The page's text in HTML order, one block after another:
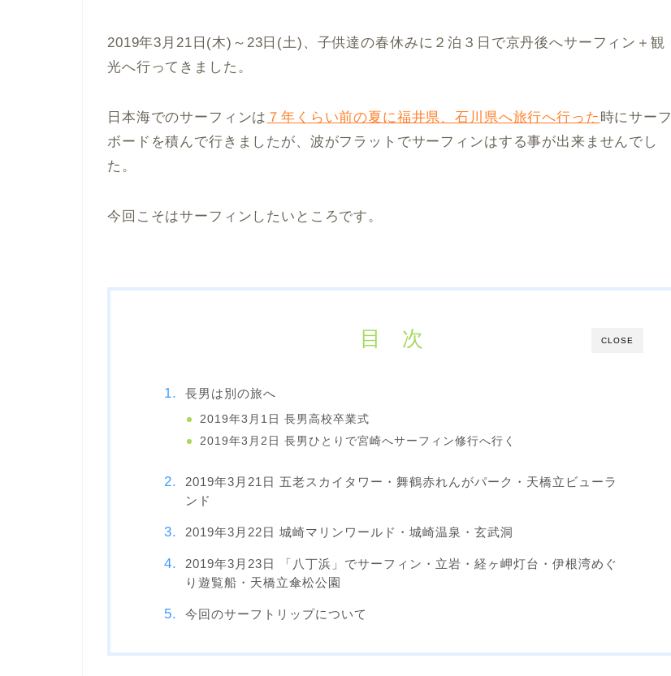
2019年3月21日(木)～23日(土)、子供達の春休みに２泊３日で京丹後へサーフィン＋観
光へ行ってきました。
日本海でのサーフィンは ７年くらい前の夏に福井県、石川県へ旅行へ行った 時にサーフ
ボードを積んで行きましたが、波がフラットでサーフィンはする事が出来ませんでし
た。
今回こそはサーフィンしたいところです。
CLOSE
目 次
長男は別の旅へ
2019年3月1日 長男高校卒業式
2019年3月2日 長男ひとりで宮崎へサーフィン修行へ行く
2019年3月21日 五老スカイタワー・舞鶴赤れんがパーク・天橋立ビューラ
ンド
2019年3月22日 城崎マリンワールド・城崎温泉・玄武洞
2019年3月23日 「八丁浜」でサーフィン・立岩・経ヶ岬灯台・伊根湾めぐ
り遊覧船・天橋立傘松公園
今回のサーフトリップについて